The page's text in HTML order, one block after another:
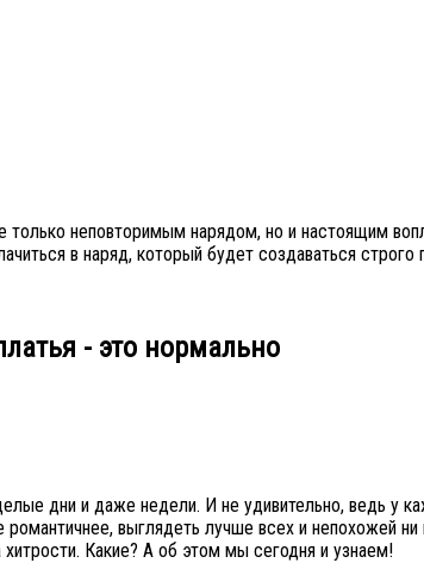
только неповторимым нарядом, но и настоящим
в наряд, который будет создаваться
- это нормально
дни и даже недели. И не удивительно, ведь у
выглядеть лучше всех и непохожей
Какие? А об этом мы сегодня и узнаем!